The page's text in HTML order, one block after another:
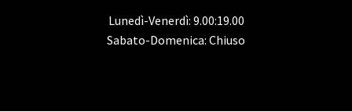
Lunedì-Venerdì: 9.00:19.00
Sabato-Domenica: Chiuso